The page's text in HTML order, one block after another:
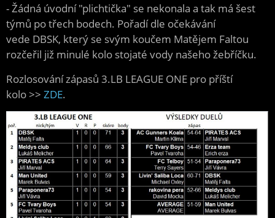
- Žádná úvodní "plichtička" se nekonala a tak má šest
týmů po třech bodech. Pořadí dle očekávání
vede DBSK, který se svým koučem Matějem Faltou
rozčeřil již minulé kolo stojaté vody našeho žebříčku.
Rozlosování zápasů 3.LB LEAGUE ONE pro příští
kolo >> ZDE.